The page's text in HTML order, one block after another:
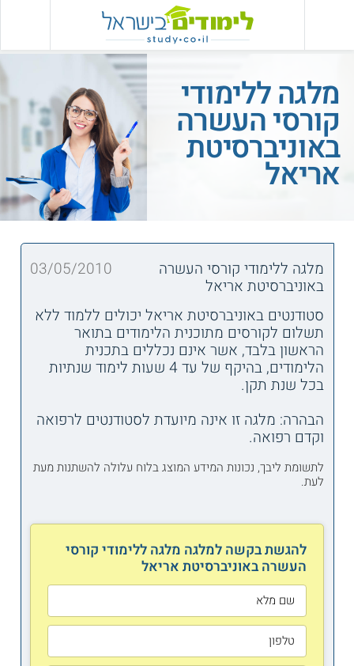
מלגה ללימודי
קורסי העשרה
באוניברסיטת
אריאל
מלגה ללימודי קורסי העשרה
באוניברסיטת אריאל
03/05/2010
סטודנטים באוניברסיטת אריאל יכולים ללמוד ללא
תשלום לקורסים מתוכנית הלימודים בתואר
הראשון בלבד, אשר אינם נכללים בתכנית
הלימודים, בהיקף של עד 4 שעות לימוד שנתיות
בכל שנת תקן.
הבהרה: מלגה זו אינה מיועדת לסטודנטים לרפואה
וקדם רפואה.
לתשומת ליבך, נכונות המידע המוצג בלוח עלולה להשתנות מעת
לעת.
להגשת בקשה למלגה מלגה ללימודי קורסי
העשרה באוניברסיטת אריאל